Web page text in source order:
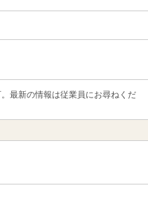
最新の情報は従業員にお尋ねくだ